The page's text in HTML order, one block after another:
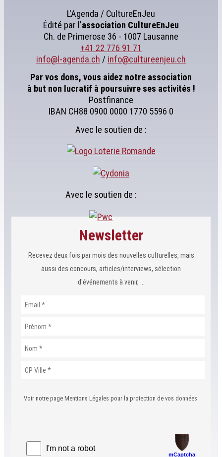
L'Agenda / CultureEnJeu
Édité par l'association CultureEnJeu
Ch. de Primerose 36 - 1007 Lausanne
+41 22 776 91 71
info@l-agenda.ch / info@cultureenjeu.ch
Par vos dons, vous aidez notre association
à but non lucratif à poursuivre ses activités !
Postfinance
IBAN CH88 0900 0000 1770 5596 0
Avec le soutien de :
Avec le soutien de :
Newsletter
Recevez deux fois par mois des nouvelles culturelles, mais
aussi des concours, articles/interviews, sélection
d'événements à venir, ...
Voir notre page Mentions Légales pour la protection de vos données.